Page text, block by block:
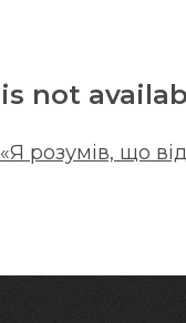
not
«Я розумів, що